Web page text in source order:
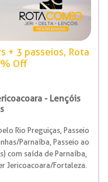
+ 3 passeios, Rota
Off
- Lençóis
Rio Preguiças, Passeio
Parnaíba, Passeio ao
com saída de Parnaíba,
Jericoacoara/Fortaleza.